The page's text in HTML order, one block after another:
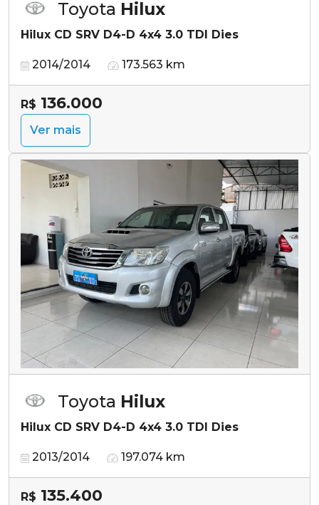
Toyota Hilux
Hilux CD SRV D4-D 4x4 3.0 TDI Dies
2014/2014 173.563 km
R$ 136.000
Ver mais
Toyota Hilux
Hilux CD SRV D4-D 4x4 3.0 TDI Dies
2013/2014 197.074 km
R$ 135.400